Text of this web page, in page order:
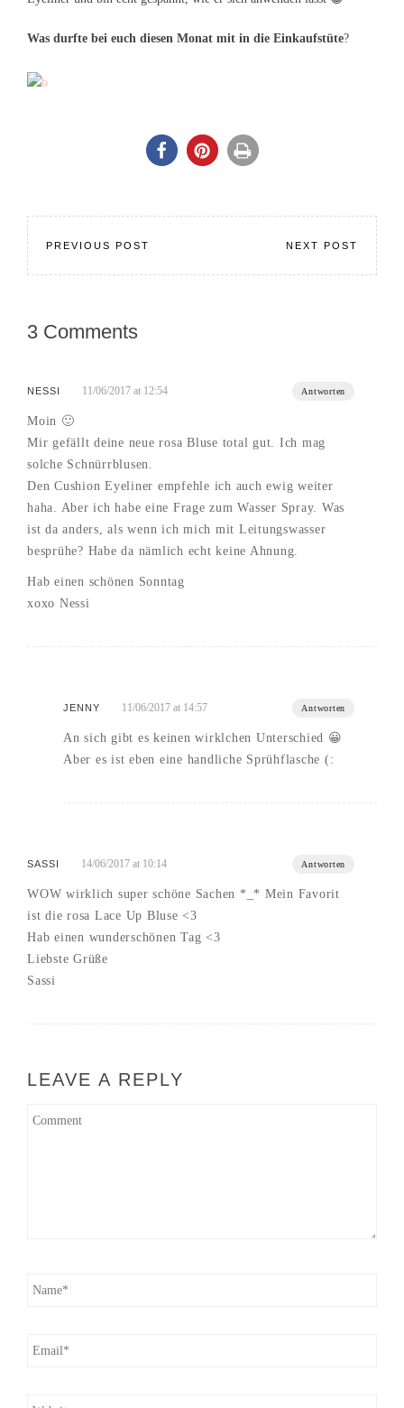
Was durfte bei euch diesen Monat mit in die Einkaufstüte?
PREVIOUS POST NEXT POST
3 Comments
NESSI 11/06/2017 at 12:54 Antworten
Moin 🙂
Mir gefällt deine neue rosa Bluse total gut. Ich mag
solche Schnürrblusen.
Den Cushion Eyeliner empfehle ich auch ewig weiter
haha. Aber ich habe eine Frage zum Wasser Spray. Was
ist da anders, als wenn ich mich mit Leitungswasser
besprühe? Habe da nämlich echt keine Ahnung.
Hab einen schönen Sonntag
xoxo Nessi
JENNY 11/06/2017 at 14:57 Antworten
An sich gibt es keinen wirklchen Unterschied 😀
Aber es ist eben eine handliche Sprühflasche (:
SASSI 14/06/2017 at 10:14 Antworten
WOW wirklich super schöne Sachen *_* Mein Favorit
ist die rosa Lace Up Bluse <3
Hab einen wunderschönen Tag <3
Liebste Grüße
Sassi
LEAVE A REPLY